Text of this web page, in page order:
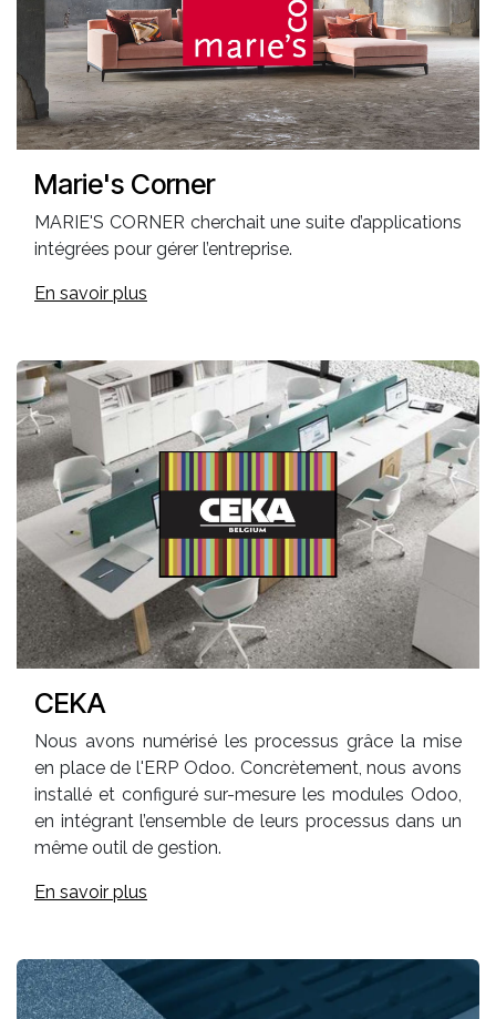
Marie's Corner
MARIE'S CORNER cherchait une suite d’applications
intégrées pour gérer l’entreprise.
En savoir plus
CEKA
Nous avons numérisé les processus grâce la mise
en place de l'ERP Odoo. Concrètement, nous avons
installé et configuré sur-mesure les modules Odoo,
en intégrant l’ensemble de leurs processus dans un
même outil de gestion.
En savoir plus